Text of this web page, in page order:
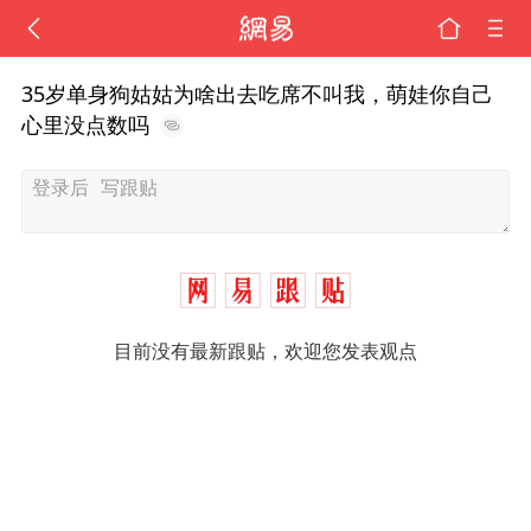
35岁单身狗姑姑为啥出去吃席不叫我，萌娃你自己
心里没点数吗
目前没有最新跟贴，欢迎您发表观点